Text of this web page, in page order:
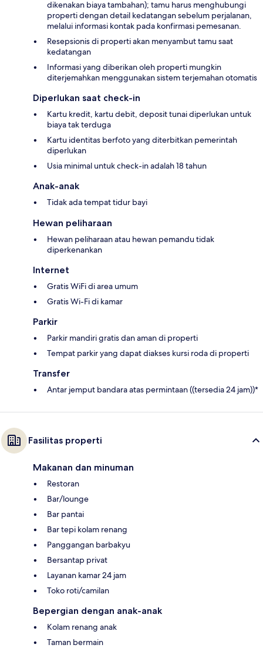
dikenakan biaya tambahan); tamu harus menghubungi
properti dengan detail kedatangan sebelum perjalanan,
melalui informasi kontak pada konfirmasi pemesanan.
Resepsionis di properti akan menyambut tamu saat
kedatangan
Informasi yang diberikan oleh properti mungkin
diterjemahkan menggunakan sistem terjemahan otomatis
Diperlukan saat check-in
Kartu kredit, kartu debit, deposit tunai diperlukan untuk
biaya tak terduga
Kartu identitas berfoto yang diterbitkan pemerintah
diperlukan
Usia minimal untuk check-in adalah 18 tahun
Anak-anak
Tidak ada tempat tidur bayi
Hewan peliharaan
Hewan peliharaan atau hewan pemandu tidak
diperkenankan
Internet
Gratis WiFi di area umum
Gratis Wi-Fi di kamar
Parkir
Parkir mandiri gratis dan aman di properti
Tempat parkir yang dapat diakses kursi roda di properti
Transfer
Antar jemput bandara atas permintaan ((tersedia 24 jam))*
Fasilitas properti
Makanan dan minuman
Restoran
Bar/lounge
Bar pantai
Bar tepi kolam renang
Panggangan barbakyu
Bersantap privat
Layanan kamar 24 jam
Toko roti/camilan
Bepergian dengan anak-anak
Kolam renang anak
Taman bermain